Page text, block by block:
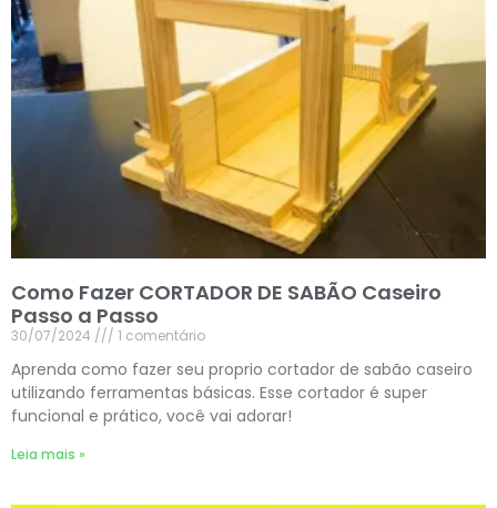
Como Fazer CORTADOR DE SABÃO Caseiro
Passo a Passo
30/07/2024 1 comentário
Aprenda como fazer seu proprio cortador de sabão caseiro
utilizando ferramentas básicas. Esse cortador é super
funcional e prático, você vai adorar!
Leia mais »